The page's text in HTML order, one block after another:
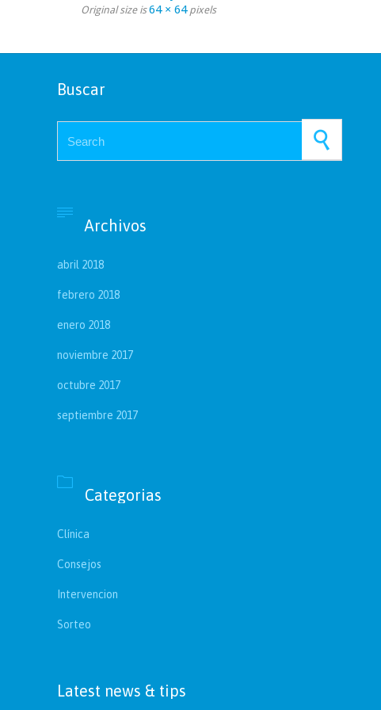
Original size is64 × 64pixels
Buscar

Archivos
abril 2018
febrero 2018
enero 2018
noviembre 2017
octubre 2017
septiembre 2017

Categorias
Clínica
Consejos
Intervencion
Sorteo
Latest news & tips